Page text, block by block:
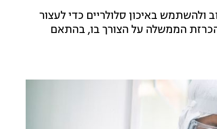
באיכון סלולריים כדי לעצור
הממשלה על הצורך בו, בהתאם